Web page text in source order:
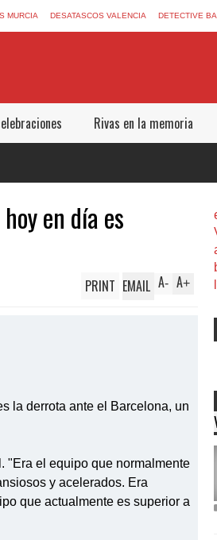
MURCIA DESATASCOS VALENCIA DETECTIVE
Rivas en la memoria
en día es
A+
A-
PRINT EMAIL
la derrota ante el Barcelona, un
"Era el equipo que normalmente
y acelerados. Era
que actualmente es superior a